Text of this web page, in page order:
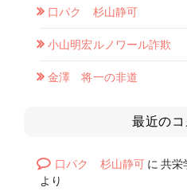
口パク 杉山静可
小山明宏ルノワール詐欺
金澤 将一の非道
最近のコ
口パク 杉山静可に共栄
より